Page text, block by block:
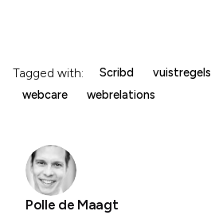
Tagged with: Scribd vuistregels
webcare
webrelations
Polle de Maagt